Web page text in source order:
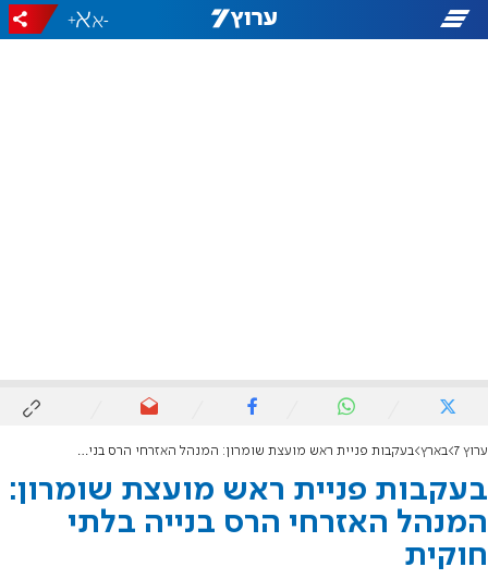
-
+
ערוץ 7 בארץ בעקבות פניית ראש מועצת שומרון: המנהל האזרחי הרס בנייה בלתי חוקית
בעקבות פניית ראש מועצת שומרון:
המנהל האזרחי הרס בנייה בלתי
חוקית